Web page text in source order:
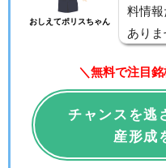
おしえてポリスちゃん
料情
ありま
＼無料で注目
チャンスを逃
産形成